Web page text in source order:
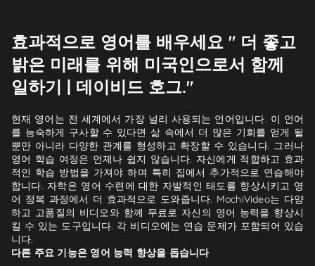
효과적으로 영어를 배우세요 " 더 좋고
밝은 미래를 위해 미국인으로서 함께
일하기 | 데이비드 호그."
현재 영어는 전 세계에서 가장 널리 사용되는 언어입니다. 이 언어
를 능숙하게 구사할 수 있다면 삶 속에서 더 많은 기회를 얻게 될
뿐만 아니라 다양한 관계를 형성하고 확장할 수 있습니다. 그러나
영어 학습 여정은 언제나 쉽지 않습니다. 자신에게 적합하고 효과
적인 학습 방법을 가져야 하며 특히 집에서 추가적으로 연습해야
합니다. 자학은 영어 수련에 대한 자발적인 태도를 향상시키고 영
어 정복 과정에서 더 효과적으로 도와줍니다. MochiVideo는 다양
하고 고품질의 비디오와 함께 무료로 자신의 영어 능력을 향상시
킬 수 있는 도구입니다. 각 비디오에는 연습 문제가 포함되어 있습
니다.
다른 주요 기능은 영어 능력 향상을 돕습니다